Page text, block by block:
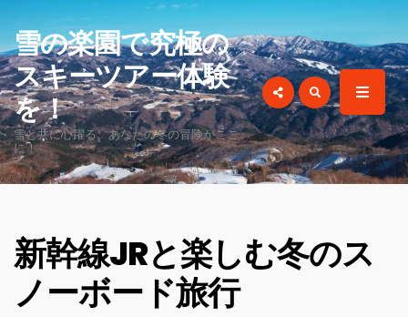
for:
雪の楽園で究極の
スキーツアー体験
を！
雪と共に心躍る、あなたの冬の冒険がここ
に！
新幹線JRと楽しむ冬のス
ノーボード旅行